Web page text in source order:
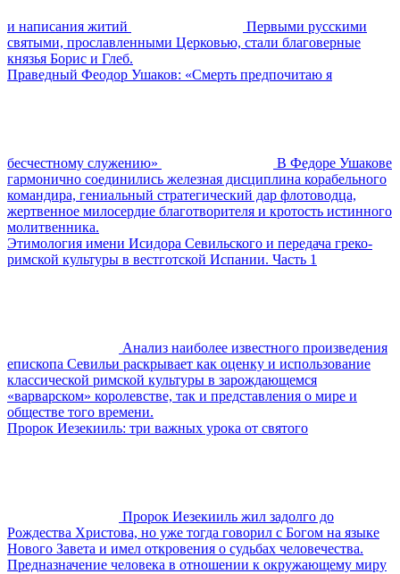
и написания житий
Первыми русскими
святыми, прославленными Церковью, стали благоверные
князья Борис и Глеб.
Праведный Феодор Ушаков: «Смерть предпочитаю я
бесчестному служению»
В Федоре Ушакове
гармонично соединились железная дисциплина корабельного
командира, гениальный стратегический дар флотоводца,
жертвенное милосердие благотворителя и кротость истинного
молитвенника.
Этимология имени Исидора Севильского и передача греко-
римской культуры в вестготской Испании. Часть 1
Анализ наиболее известного произведения
епископа Севильи раскрывает как оценку и использование
классической римской культуры в зарождающемся
«варварском» королевстве, так и представления о мире и
обществе того времени.
Пророк Иезекииль: три важных урока от святого
Пророк Иезекииль жил задолго до
Рождества Христова, но уже тогда говорил с Богом на языке
Нового Завета и имел откровения о судьбах человечества.
Предназначение человека в отношении к окружающему миру